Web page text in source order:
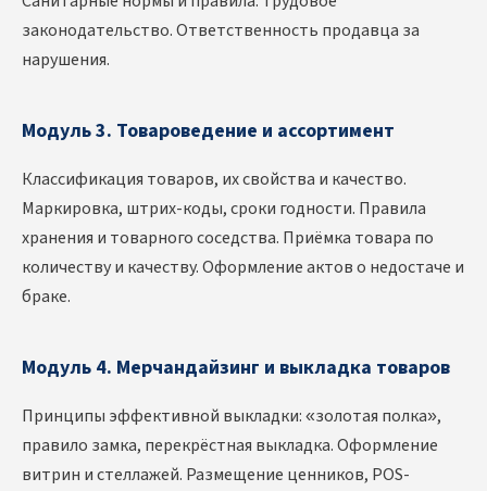
законодательство. Ответственность продавца за
нарушения.
Модуль 3. Товароведение и ассортимент
Классификация товаров, их свойства и качество.
Маркировка, штрих-коды, сроки годности. Правила
хранения и товарного соседства. Приёмка товара по
количеству и качеству. Оформление актов о недостаче и
браке.
Модуль 4. Мерчандайзинг и выкладка товаров
Принципы эффективной выкладки: «золотая полка»,
правило замка, перекрёстная выкладка. Оформление
витрин и стеллажей. Размещение ценников, POS-